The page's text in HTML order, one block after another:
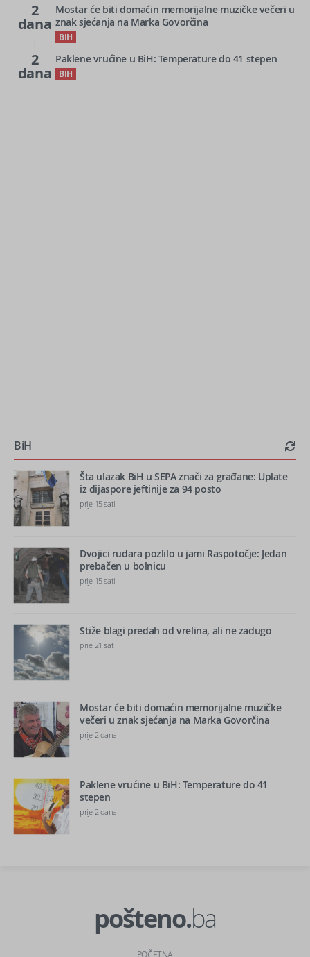
2
dana
Mostar će biti domaćin memorijalne muzičke večeri u
znak sjećanja na Marka Govorčina
BIH
2
dana
Paklene vrućine u BiH: Temperature do 41 stepen
BIH
BiH
Šta ulazak BiH u SEPA znači za građane: Uplate
iz dijaspore jeftinije za 94 posto
prije 15 sati
Dvojici rudara pozlilo u jami Raspotočje: Jedan
prebačen u bolnicu
prije 15 sati
Stiže blagi predah od vrelina, ali ne zadugo
prije 21 sat
Mostar će biti domaćin memorijalne muzičke
večeri u znak sjećanja na Marka Govorčina
prije 2 dana
Paklene vrućine u BiH: Temperature do 41
stepen
prije 2 dana
pošteno.ba
POČETNA